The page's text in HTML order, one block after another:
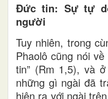
Đức tin: Sự tự
người
Tuy nhiên, trong
Phaolô cũng nói
tin” (Rm 1,5), và
những gì ngài đã
hiện ra với ngài